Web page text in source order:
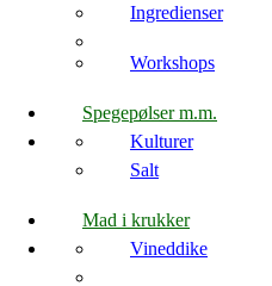
Ingredienser
Workshops
Spegepølser m.m.
Kulturer
Salt
Mad i krukker
Vineddike